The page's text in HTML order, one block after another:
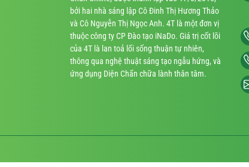
bởi hai nhà sáng lập Cô Đinh Thị Hương Thảo
và Cô Nguyễn Thị Ngọc Anh. 4T là một đơn vị
thuộc công ty CP Đào tạo iNaDo. Giá trị cốt lõi
của 4T là lan toả lối sống thuận tự nhiên,
thông qua nghệ thuật sáng tạo ngẫu hứng, và
ứng dụng Diện Chẩn chữa lành thân tâm.